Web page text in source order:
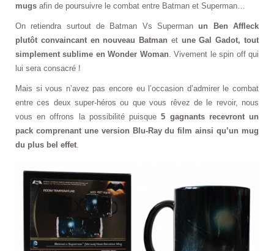
mugs afin de poursuivre le combat entre Batman et Superman…
On retiendra surtout de Batman Vs Supermanun Ben Affleck
plutôt convaincant en nouveau Batman et une Gal Gadot, tout
simplement sublime en Wonder Woman . Vivement le spin off qui
lui sera consacré !
Mais si vous n’avez pas encore eu l’occasion d’admirer le combat
entre ces deux super-héros ou que vous rêvez de le revoir, nous
vous en offrons la possibilité puisque5 gagnants recevront un
pack comprenant une version Blu-Ray du film ainsi qu’un mug
du plus bel effet